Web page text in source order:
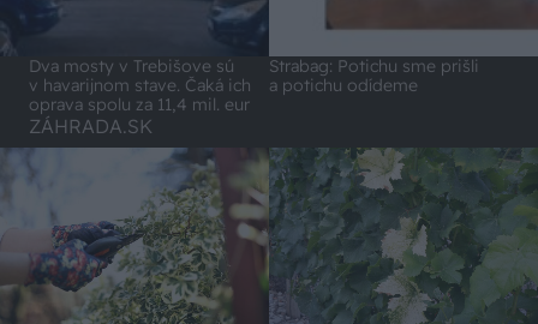
Dva mosty v Trebišove sú
v havarijnom stave. Čaká ich
oprava spolu za 11,4 mil. eur
Strabag: Potichu sme prišli
a potichu odídeme
ZÁHRADA.SK